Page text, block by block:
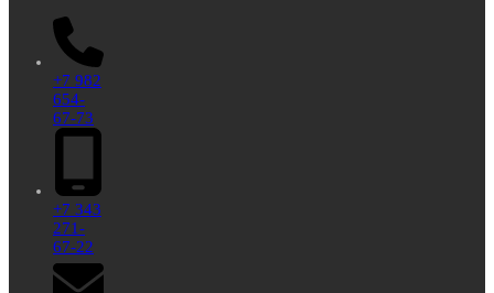
+7 982
654-
67-73
+7 343
271-
67-22